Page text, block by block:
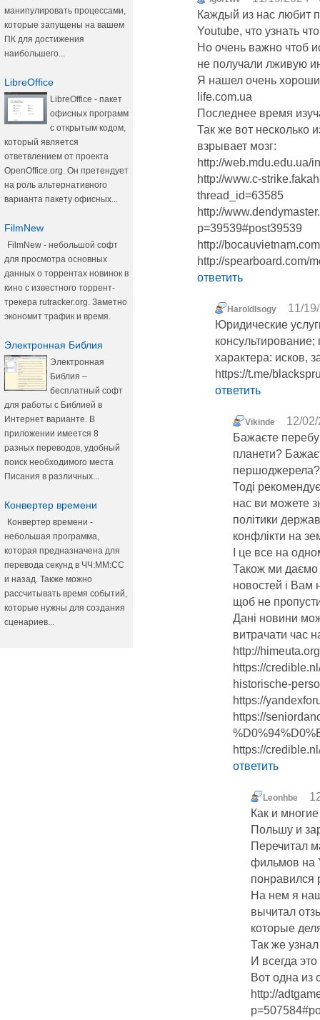
манипулировать процессами,
которые запущены на вашем
ПК для достижения
наибольшего...
LibreOffice
LibreOffice - пакет
офисных программ
с открытым кодом,
который является
ответвлением от проекта
OpenOffice.org. Он претендует
на роль альтернативного
варианта пакету офисных...
FilmNew
FilmNew - небольшой софт
для просмотра основных
данных о торрентах новинок в
кино с известного торрент-
трекера rutracker.org. Заметно
экономит трафик и время.
Электронная Библия
Электронная
Библия –
бесплатный софт
для работы с Библией в
Интернет варианте. В
приложении имеется 8
разных переводов, удобный
поиск необходимого места
Писания в различных...
Конвертер времени
Конвертер времени -
небольшая программа,
которая предназначена для
перевода секунд в ЧЧ:ММ:СС
и назад. Также можно
рассчитывать время событий,
которые нужны для создания
сценариев...
Каждый из нас любит
Youtube, что узнать
Но очень важно чтоб
не получали лживую
Я нашел очень
life.com.ua
Последнее время
Так же вот несколько
взрывает мозг:
http://web.mdu.edu.ua/
http://www.c-
thread_id=63585
http://
p=39539#post39539
http://
http://spearboard.com/
ответить
HaroldIsogy
11/
Юридические
консультирование;
характера: исков,
https://t.me/
ответить
Vikinde
12/
Бажаєте
планети?
першоджерела?
Тоді
нас ви можете
політики
конфлікти на
І це все на
Також ми даємо
новостей і Вам
щоб не
Дані новини
витрачати час
http://
https://
historische-
https://
https://
https://
ответить
Leonhbe
Как и
Польшу и
Перечитал
фильмов на
понравился
На нем я
вычитал
которые
Так же
И всегда
Вот одна из
http://